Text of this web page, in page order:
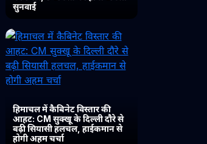
सुनवाई
हिमाचल में कैबिनेट विस्तार की
आहट: CM सुक्खू के दिल्ली दौरे से
बढ़ी सियासी हलचल, हाईकमान से
होगी अहम चर्चा